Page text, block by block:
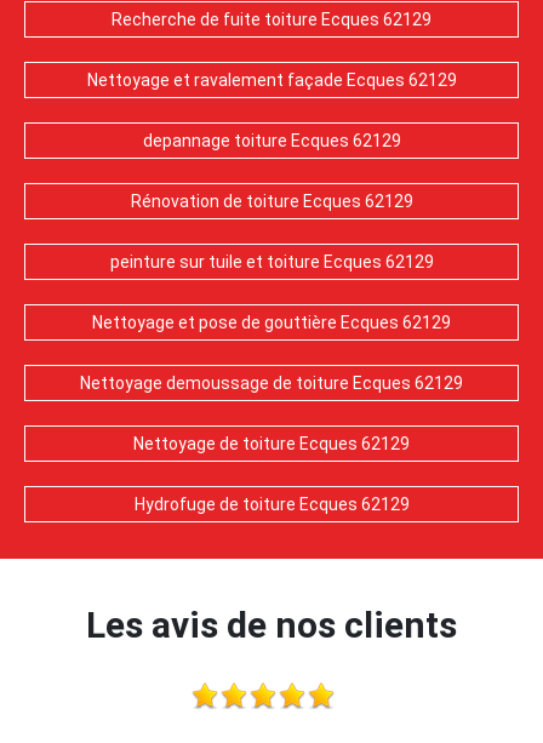
Recherche de fuite toiture Ecques 62129
Nettoyage et ravalement façade Ecques 62129
depannage toiture Ecques 62129
Rénovation de toiture Ecques 62129
peinture sur tuile et toiture Ecques 62129
Nettoyage et pose de gouttière Ecques 62129
Nettoyage demoussage de toiture Ecques 62129
Nettoyage de toiture Ecques 62129
Hydrofuge de toiture Ecques 62129
Les avis de nos clients